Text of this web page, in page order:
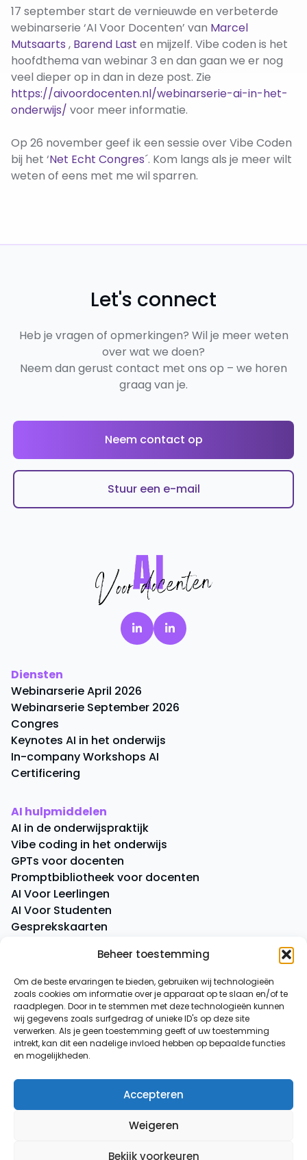
Beheer toestemming
Om de beste ervaringen te bieden, gebruiken wij technologieën
zoals cookies om informatie over je apparaat op te slaan en/of te
raadplegen. Door in te stemmen met deze technologieën kunnen
wij gegevens zoals surfgedrag of unieke ID's op deze site
verwerken. Als je geen toestemming geeft of uw toestemming
intrekt, kan dit een nadelige invloed hebben op bepaalde functies
en mogelijkheden.
Accepteren
Weigeren
Bekijk voorkeuren
17 september start de vernieuwde en verbeterde
webinarserie ‘AI Voor Docenten’ van Marcel
Mutsaarts , Barend Last en mijzelf. Vibe coden is het
hoofdthema van webinar 3 en dan gaan we er nog
veel dieper op in dan in deze post. Zie
https://aivoordocenten.nl/webinarserie-ai-in-het-
onderwijs/ voor meer informatie.
Op 26 november geef ik een sessie over Vibe Coden
bij het ‘Net Echt Congres´. Kom langs als je meer wilt
weten of eens met me wil sparren.
Let's connect
Heb je vragen of opmerkingen? Wil je meer weten
over wat we doen?
Neem dan gerust contact met ons op – we horen
graag van je.
Neem contact op
Stuur een e-mail
Diensten
Webinarserie April 2026
Webinarserie September 2026
Congres
Keynotes AI in het onderwijs
In-company Workshops AI
Certificering
AI hulpmiddelen
AI in de onderwijspraktijk
Vibe coding in het onderwijs
GPTs voor docenten
Promptbibliotheek voor docenten
AI Voor Leerlingen
AI Voor Studenten
Gesprekskaarten
Overige
AI-spiekbriefje
AI-tussenuurtje
Over ons
Contact
AI voor Docenten